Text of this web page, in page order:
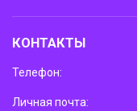
КОНТАКТЫ
Телефон:
Личная почта: